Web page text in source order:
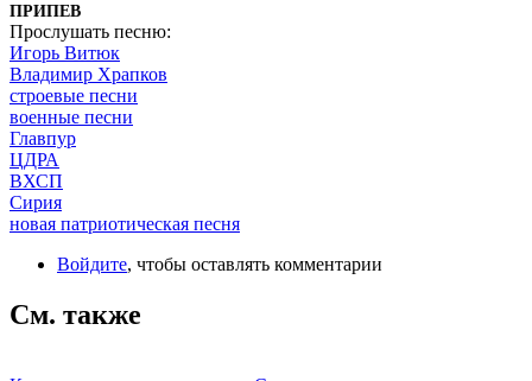
ПРИПЕВ
Прослушать песню:
Игорь Витюк
Владимир Храпков
строевые песни
военные песни
Главпур
ЦДРА
ВХСП
Сирия
новая патриотическая песня
Войдите, чтобы оставлять комментарии
См. также